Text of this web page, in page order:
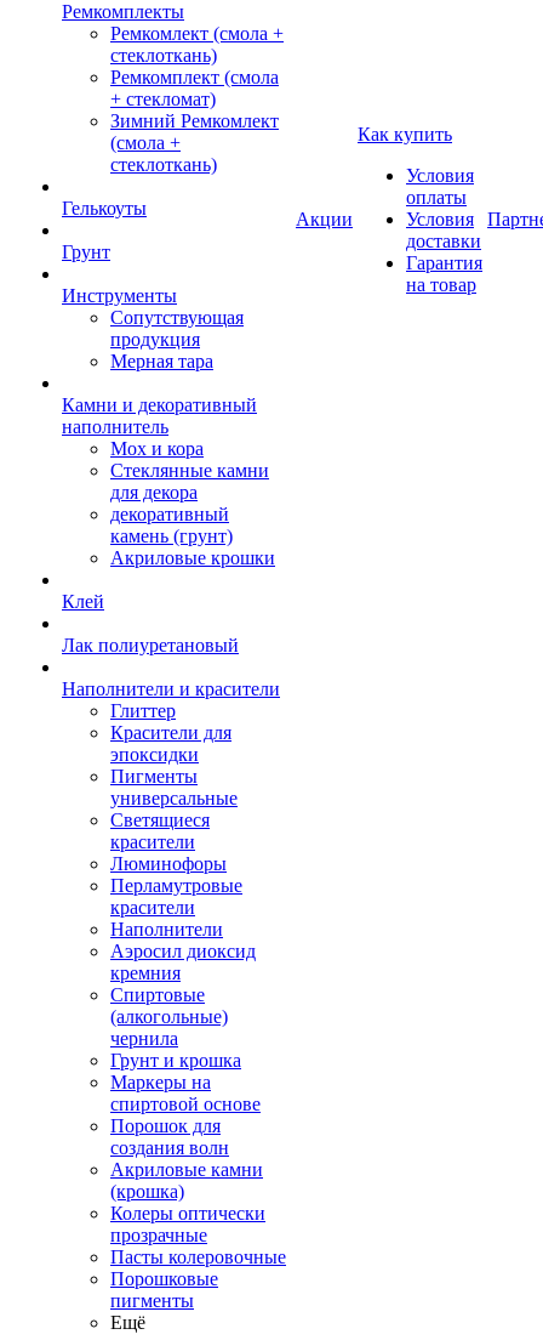
Ремкомплекты
Ремкомлект (смола +
стеклоткань)
Ремкомплект (смола
+ стекломат)
Зимний Ремкомлект
(смола +
стеклоткань)
Гелькоуты
Грунт
Инструменты
Сопутствующая
продукция
Мерная тара
Камни и декоративный
наполнитель
Мох и кора
Стеклянные камни
для декора
декоративный
камень (грунт)
Акриловые крошки
Клей
Лак полиуретановый
Наполнители и красители
Глиттер
Красители для
эпоксидки
Пигменты
универсальные
Светящиеся
красители
Люминофоры
Перламутровые
красители
Наполнители
Аэросил диоксид
кремния
Спиртовые
(алкогольные)
чернила
Грунт и крошка
Маркеры на
спиртовой основе
Порошок для
создания волн
Акриловые камни
(крошка)
Колеры оптически
прозрачные
Пасты колеровочные
Порошковые
пигменты
Ещё
Акции
Как купить
Условия
оплаты
Условия
доставки
Гарантия
на товар